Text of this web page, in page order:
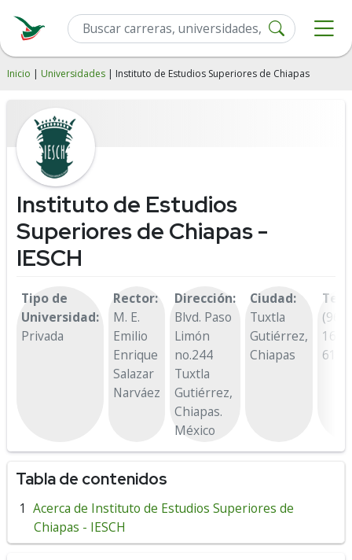
Inicio | Universidades | Instituto de Estudios Superiores de Chiapas
Instituto de Estudios
Superiores de Chiapas -
IESCH
Tipo de
Universidad:
Privada
Rector:
M. E.
Emilio
Enrique
Salazar
Narváez
Dirección:
Blvd. Paso
Limón
no.244
Tuxtla
Gutiérrez,
Chiapas.
México
Ciudad:
Tuxtla
Gutiérrez,
Chiapas
614
Tabla de contenidos
Acerca de Instituto de Estudios Superiores de
Chiapas - IESCH